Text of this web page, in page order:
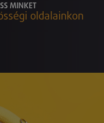
MINKET
oldalainkon